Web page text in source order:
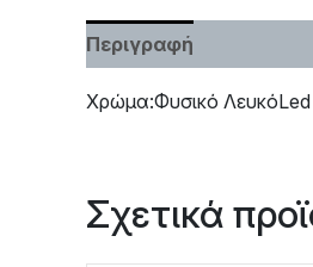
Περιγραφή
Χρώμα:Φυσικό ΛευκόLed
Σχετικά